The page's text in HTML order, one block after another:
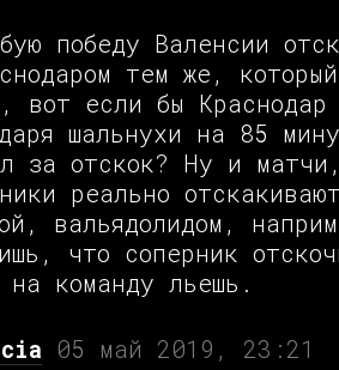
победу Валенсии
тем же,
вот если бы Краснодар
шальнухи на 85
за отскок? Ну и
реально
вальядолидом,
что соперник
на команду льешь.
05 май 2019, 23:21